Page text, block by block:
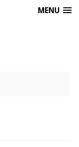
MENU